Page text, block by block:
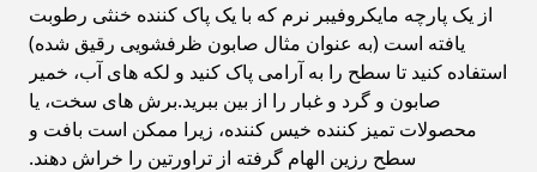
از یک پارچه مایکروفیبر نرم که با یک پاک کننده خنثی رطوبت
یافته است (به عنوان مثال صابون ظرفشویی رقیق شده)
استفاده کنید تا سطح را به آرامی پاک کنید و لکه های آب، خمیر
صابون و گرد و غبار را از بین ببرید.برش های سخت، یا
محصولات تمیز کننده خیس کننده، زیرا ممکن است بافت و
سطح رزین الهام گرفته از تراورتین را خراش دهند.